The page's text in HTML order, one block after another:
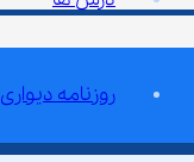
روزنامه دیواری